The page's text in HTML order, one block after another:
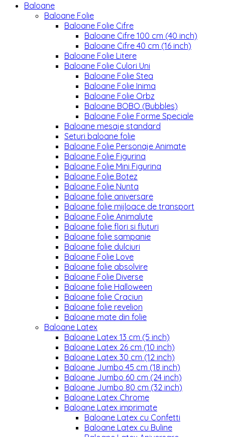
Baloane
Baloane Folie
Baloane Folie Cifre
Baloane Cifre 100 cm (40 inch)
Baloane Cifre 40 cm (16 inch)
Baloane Folie Litere
Baloane Folie Culori Uni
Baloane Folie Stea
Baloane Folie Inima
Baloane Folie Orbz
Baloane BOBO (Bubbles)
Baloane Folie Forme Speciale
Baloane mesaje standard
Seturi baloane folie
Baloane Folie Personaje Animate
Baloane Folie Figurina
Baloane Folie Mini Figurina
Baloane Folie Botez
Baloane Folie Nunta
Baloane folie aniversare
Baloane folie mijloace de transport
Baloane Folie Animalute
Baloane folie flori si fluturi
Baloane folie sampanie
Baloane folie dulciuri
Baloane Folie Love
Baloane folie absolvire
Baloane Folie Diverse
Baloane folie Halloween
Baloane folie Craciun
Baloane folie revelion
Baloane mate din folie
Baloane Latex
Baloane Latex 13 cm (5 inch)
Baloane Latex 26 cm (10 inch)
Baloane Latex 30 cm (12 inch)
Baloane Jumbo 45 cm (18 inch)
Baloane Jumbo 60 cm (24 inch)
Baloane Jumbo 80 cm (32 inch)
Baloane Latex Chrome
Baloane Latex imprimate
Baloane Latex cu Confetti
Baloane Latex cu Buline